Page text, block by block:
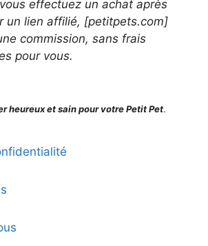
effectuez un achat après
un lien affilié, [petitpets.com]
commission, sans frais
pour vous.
heureux et sain pour votre Petit Pet.